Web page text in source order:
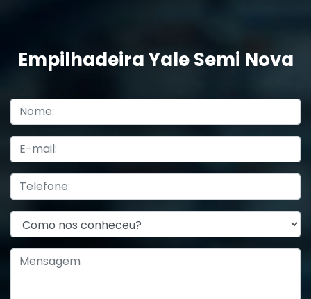
Empilhadeira Yale Semi Nova